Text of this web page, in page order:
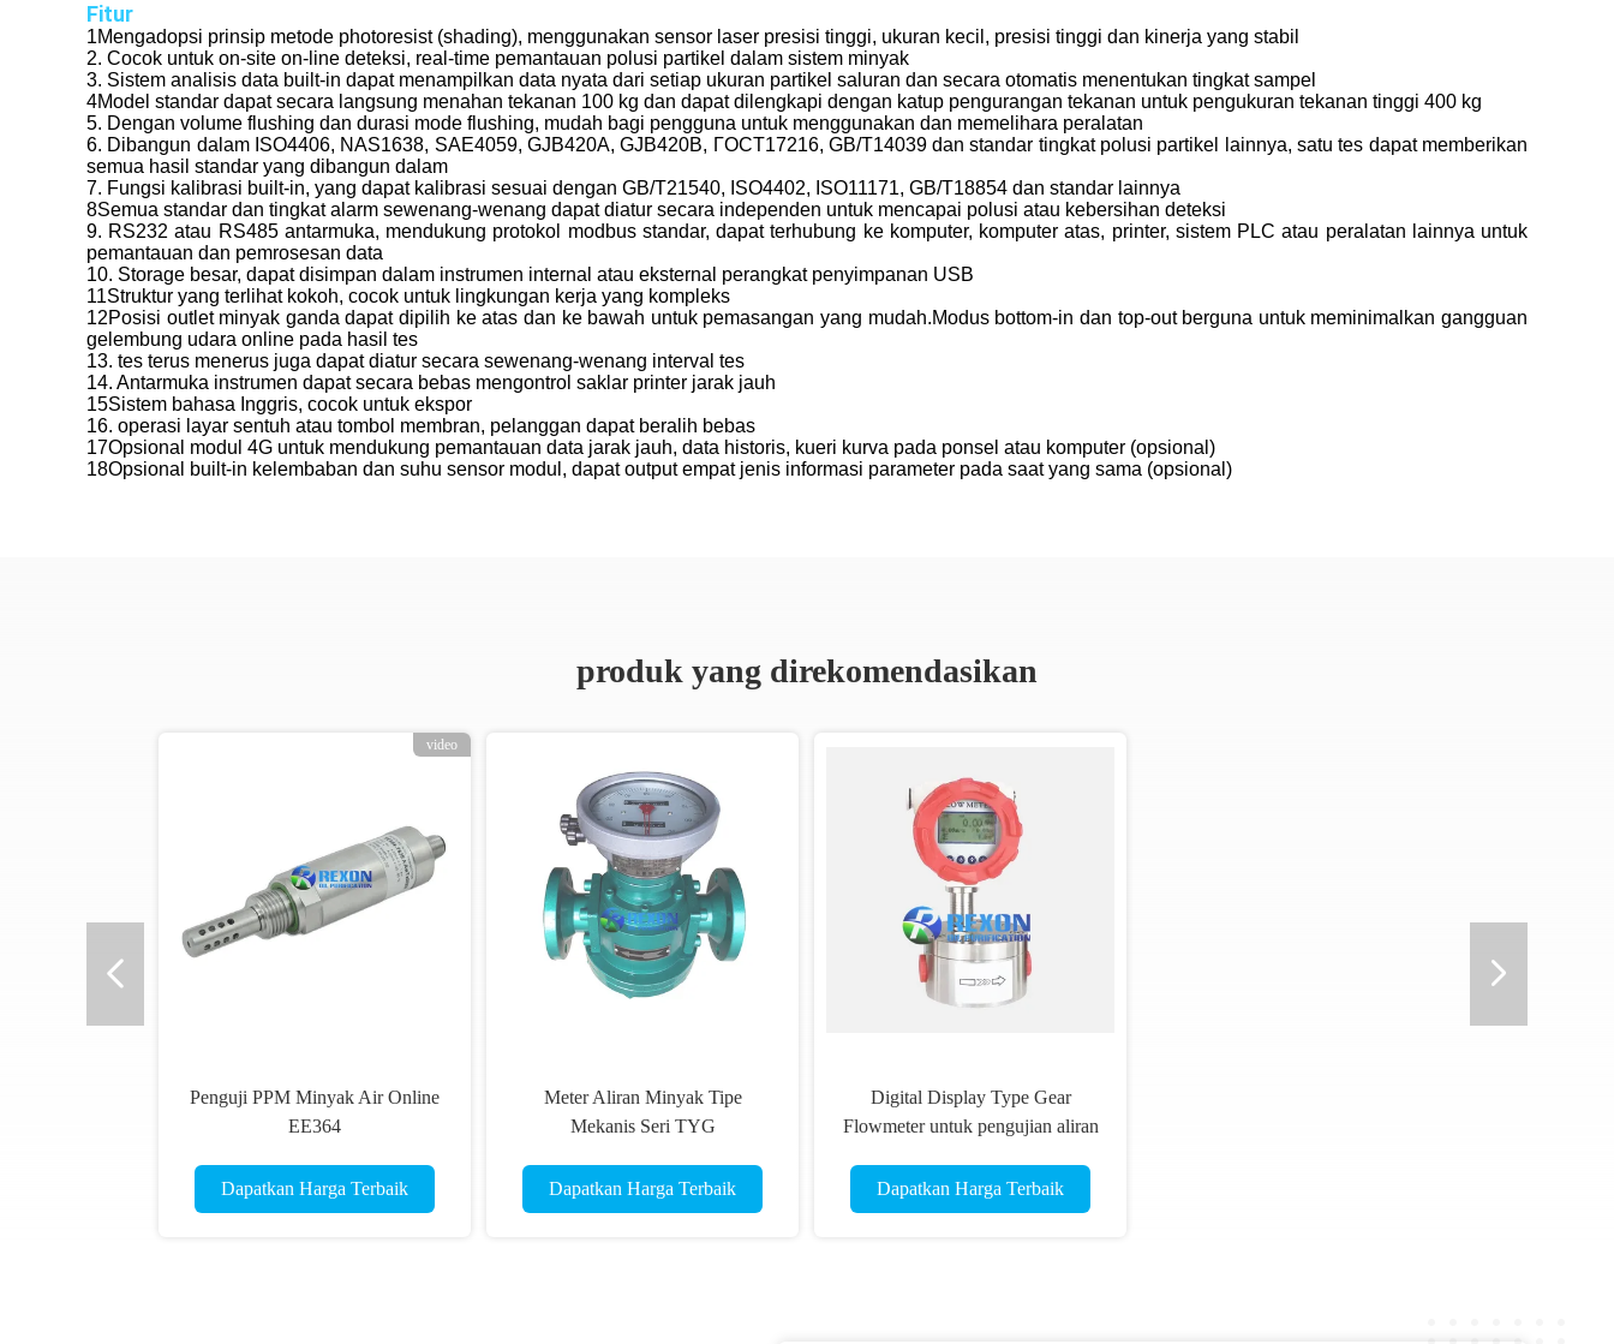
Fitur
1Mengadopsi prinsip metode photoresist (shading), menggunakan sensor laser presisi tinggi, ukuran kecil, presisi tinggi dan kinerja yang stabil
2. Cocok untuk on-site on-line deteksi, real-time pemantauan polusi partikel dalam sistem minyak
3. Sistem analisis data built-in dapat menampilkan data nyata dari setiap ukuran partikel saluran dan secara otomatis menentukan tingkat sampel
4Model standar dapat secara langsung menahan tekanan 100 kg dan dapat dilengkapi dengan katup pengurangan tekanan untuk pengukuran tekanan tinggi 400 kg
5. Dengan volume flushing dan durasi mode flushing, mudah bagi pengguna untuk menggunakan dan memelihara peralatan
6. Dibangun dalam ISO4406, NAS1638, SAE4059, GJB420A, GJB420B, ГOCT17216, GB/T14039 dan standar tingkat polusi partikel lainnya, satu tes dapat memberikan
semua hasil standar yang dibangun dalam
7. Fungsi kalibrasi built-in, yang dapat kalibrasi sesuai dengan GB/T21540, ISO4402, ISO11171, GB/T18854 dan standar lainnya
8Semua standar dan tingkat alarm sewenang-wenang dapat diatur secara independen untuk mencapai polusi atau kebersihan deteksi
9. RS232 atau RS485 antarmuka, mendukung protokol modbus standar, dapat terhubung ke komputer, komputer atas, printer, sistem PLC atau peralatan lainnya untuk
pemantauan dan pemrosesan data
10. Storage besar, dapat disimpan dalam instrumen internal atau eksternal perangkat penyimpanan USB
11Struktur yang terlihat kokoh, cocok untuk lingkungan kerja yang kompleks
12Posisi outlet minyak ganda dapat dipilih ke atas dan ke bawah untuk pemasangan yang mudah.Modus bottom-in dan top-out berguna untuk meminimalkan gangguan
gelembung udara online pada hasil tes
13. tes terus menerus juga dapat diatur secara sewenang-wenang interval tes
14. Antarmuka instrumen dapat secara bebas mengontrol saklar printer jarak jauh
15Sistem bahasa Inggris, cocok untuk ekspor
16. operasi layar sentuh atau tombol membran, pelanggan dapat beralih bebas
17Opsional modul 4G untuk mendukung pemantauan data jarak jauh, data historis, kueri kurva pada ponsel atau komputer (opsional)
18Opsional built-in kelembaban dan suhu sensor modul, dapat output empat jenis informasi parameter pada saat yang sama (opsional)
produk yang direkomendasikan
video
Penguji PPM Minyak Air Online
EE364
Dapatkan Harga Terbaik
Meter Aliran Minyak Tipe
Mekanis Seri TYG
Dapatkan Harga Terbaik
Digital Display Type Gear
Flowmeter untuk pengujian aliran
Dapatkan Harga Terbaik